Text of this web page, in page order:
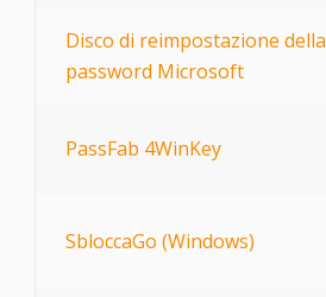
Disco di reimpostazione della
password Microsoft
PassFab 4WinKey
SbloccaGo (Windows)